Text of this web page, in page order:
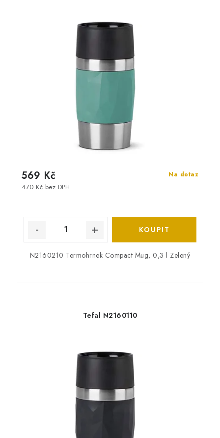
Na dotaz
470 Kč bez DPH
569 Kč
N2160210 Termohrnek Compact Mug, 0,3 l Zelený
Tefal N2160110